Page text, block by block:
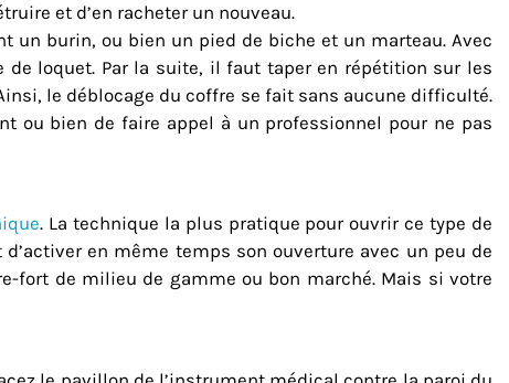
et d’en racheter un nouveau.
un burin, ou bien un pied de biche et un marteau. Avec
loquet. Par la suite, il faut taper en répétition sur les
le déblocage du coffre se fait sans aucune difficulté.
ou bien de faire appel à un professionnel pour ne pas
. La technique la plus pratique pour ouvrir ce type de
en même temps son ouverture avec un peu de
fort de milieu de gamme ou bon marché. Mais si votre